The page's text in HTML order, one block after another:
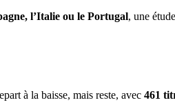
l’Italie ou le Portugal, une
à la baisse, mais reste, avec 461